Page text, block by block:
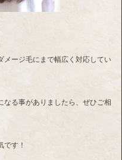
メージ毛にまで幅広く対応してい
なる事がありましたら、ぜひご相
す！